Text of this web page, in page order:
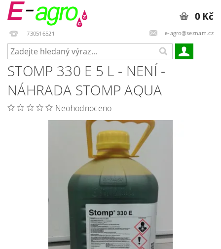
730516521 e-agro@seznam.cz
0 Kč
STOMP 330 E 5 L - NENÍ -
NÁHRADA STOMP AQUA
Neohodnoceno